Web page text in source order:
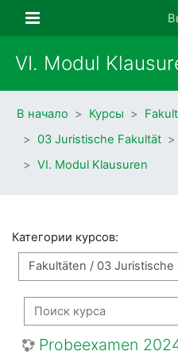
Боковая панель
VI. Modul
В начало Курсы
03 Juristische Fakultät
VI. Modul Klausuren
Категории курсов:
Поиск курса
Probeexamen